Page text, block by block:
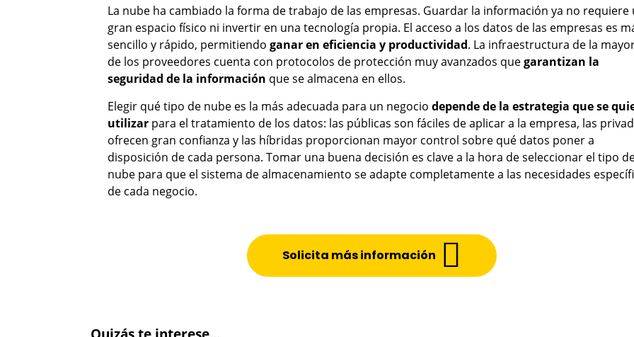
La nube ha cambiado la forma de trabajo de las empresas. Guardar la información ya no requiere
gran espacio físico ni invertir en una tecnología propia. El acceso a los datos de las empresas es
sencillo y rápido, permitiendo ganar en eficiencia y productividad. La infraestructura de la
de los proveedores cuenta con protocolos de protección muy avanzados quegarantizan la
seguridad de la información que se almacena en ellos.
Elegir qué tipo de nube es la más adecuada para un negocio depende de la estrategia que se
utilizar para el tratamiento de los datos: las públicas son fáciles de aplicar a la empresa, las
ofrecen gran confianza y las híbridas proporcionan mayor control sobre qué datos poner a
disposición de cada persona. Tomar una buena decisión es clave a la hora de seleccionar el tipo
nube para que el sistema de almacenamiento se adapte completamente a las necesidades
de cada negocio.
Solicita más información